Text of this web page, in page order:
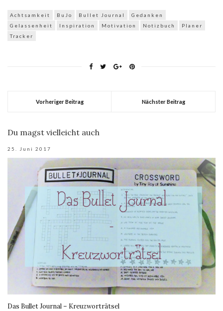
Achtsamkeit BuJo Bullet Journal
Gedanken
Gelassenheit
Inspiration Motivation Notizbuch
Planer
Tracker
Vorheriger Beitrag Nächster Beitrag
Du magst vielleicht auch
25. Juni 2017
Das Bullet Journal – Kreuzworträtsel